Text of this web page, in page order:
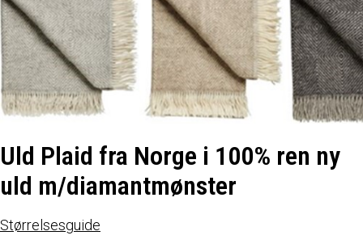
Uld Plaid fra Norge i 100% ren ny
uld m/diamantmønster
Størrelsesguide